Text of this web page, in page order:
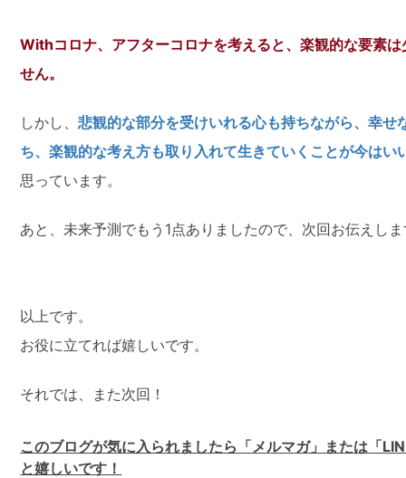
Withコロナ、アフターコロナを考えると、楽観的な要素
せん。
しかし、悲観的な部分を受けいれる心も持ちながら、幸せ
ち、楽観的な考え方も取り入れて生きていくことが今はい
思っています。
あと、未来予測でもう1点ありましたので、次回お伝えし
以上です。
お役に立てれば嬉しいです。
それでは、また次回！
このブログが気に入られましたら「メルマガ」または「
と嬉しいです！